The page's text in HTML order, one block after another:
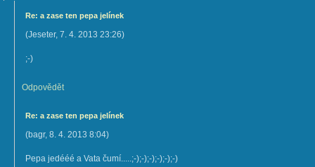
Re: a zase ten pepa jelínek
(Jeseter, 7. 4. 2013 23:26)
;-)
Odpovědět
Re: a zase ten pepa jelínek
(bagr, 8. 4. 2013 8:04)
Pepa jedééé a Vata čumí.....;-);-);-);-);-);-)